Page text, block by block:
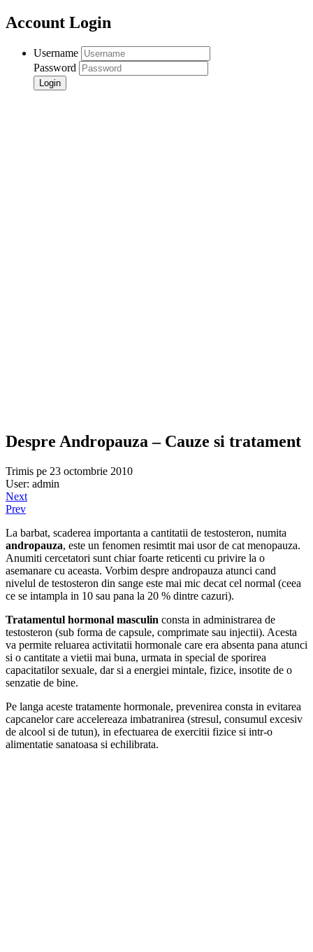
Account Login
Username
Password
Despre Andropauza – Cauze si tratament
Trimis pe 23 octombrie 2010
User: admin
Next
Prev
La barbat, scaderea importanta a cantitatii de testosteron, numita
andropauza, este un fenomen resimtit mai usor de cat menopauza.
Anumiti cercetatori sunt chiar foarte reticenti cu privire la o
asemanare cu aceasta. Vorbim despre andropauza atunci cand
nivelul de testosteron din sange este mai mic decat cel normal (ceea
ce se intampla in 10 sau pana la 20 % dintre cazuri).
Tratamentul hormonal masculin consta in administrarea de
testosteron (sub forma de capsule, comprimate sau injectii). Acesta
va permite reluarea activitatii hormonale care era absenta pana atunci
si o cantitate a vietii mai buna, urmata in special de sporirea
capacitatilor sexuale, dar si a energiei mintale, fizice, insotite de o
senzatie de bine.
Pe langa aceste tratamente hormonale, prevenirea consta in evitarea
capcanelor care accelereaza imbatranirea (stresul, consumul excesiv
de alcool si de tutun), in efectuarea de exercitii fizice si intr-o
alimentatie sanatoasa si echilibrata.